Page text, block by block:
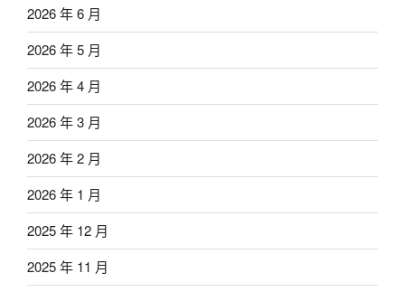
2026 年 6 月
2026 年 5 月
2026 年 4 月
2026 年 3 月
2026 年 2 月
2026 年 1 月
2025 年 12 月
2025 年 11 月